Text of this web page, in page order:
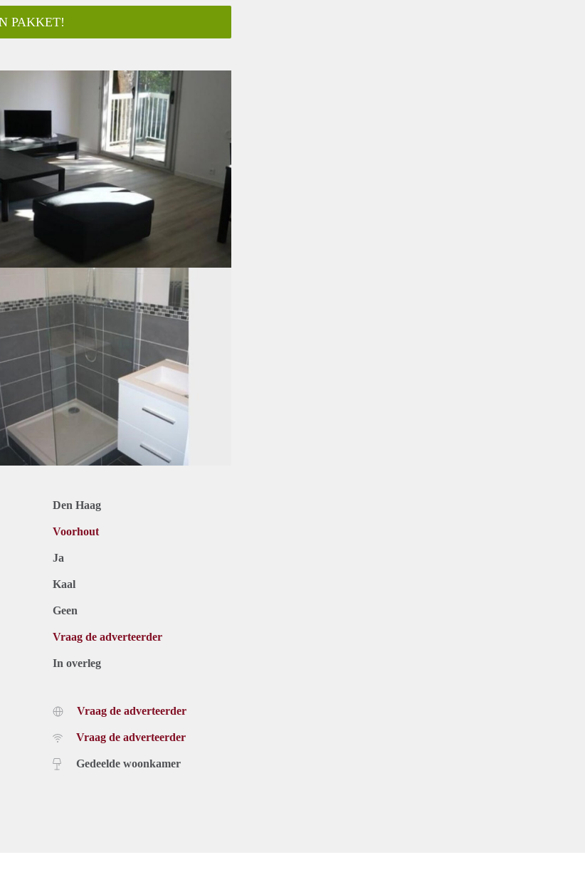
PAKKET!
Den Haag
Voorhout
Ja
Kaal
Geen
Vraag de adverteerder
In overleg
Vraag de adverteerder
Vraag de adverteerder
Gedeelde woonkamer